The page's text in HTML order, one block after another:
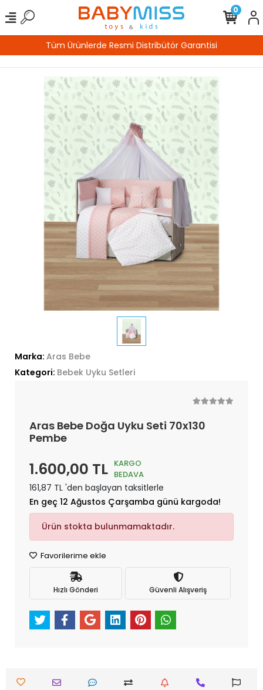
%100 Güvenli Alışveriş
0
Marka: Aras Bebe
Kategori: Bebek Uyku Setleri
Aras Bebe Doğa Uyku Seti 70x130
Pembe
1.600,00 TL KARGO
BEDAVA
161,87 TL 'den başlayan taksitlerle
En geç 12 Ağustos Çarşamba günü kargoda!
Ürün stokta bulunmamaktadır.
Favorilerime ekle
Hızlı Gönderi Güvenli Alışveriş